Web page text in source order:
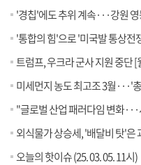
'경칩'에도 추위 계속···강원
'통합의 힘'으로 '미국발 통상전
트럼프, 우크라 군사 지원 중단
미세먼지 농도 최고조 3월···'
"글로벌 산업 패러다임 변화
외식물가 상승세, '배달비 탓'은
오늘의 핫이슈 (25. 03. 05. 11시)